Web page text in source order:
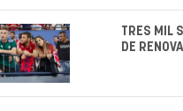
TRES MIL
DE